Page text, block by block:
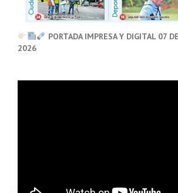
PORTADA IMPRESA Y DIGITAL 07
2026